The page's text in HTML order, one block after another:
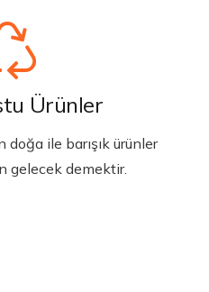
Ürünler
doğa ile barışık ürünler
gelecek demektir.